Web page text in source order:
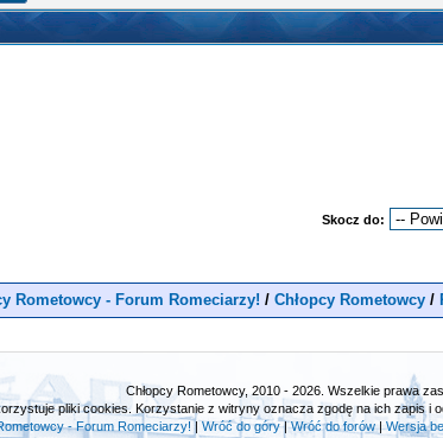
Skocz do:
Rometowcy - Forum Romeciarzy! / Chłopcy Rometowcy/
Chłopcy Rometowcy, 2010 - 2026. Wszelkie prawa
pliki cookies. Korzystanie z witryny oznacza zgodę na ich zapis i
- Forum Romeciarzy! |Wróć do góry|Wróć do forów|Wersja